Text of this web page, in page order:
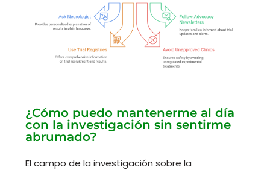
¿Cómo puedo mantenerme al día
con la investigación sin sentirme
abrumado?
El campo de la investigación sobre la